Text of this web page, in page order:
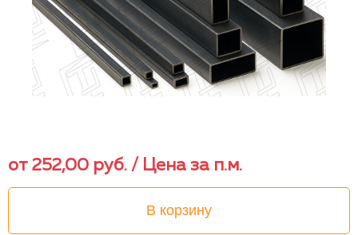
от 252,00 руб. / Цена за п.м.
В корзину